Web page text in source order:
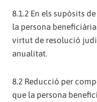
8.1.2 En els supòsits
la persona
virtut de resolució
anualitat.
8.2 Reducció per
que la persona